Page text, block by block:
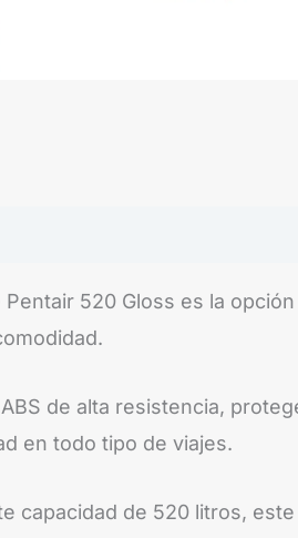
Pentair 520 Gloss es la
de alta resistencia,
en todo tipo de viajes.
capacidad de 520 litros,